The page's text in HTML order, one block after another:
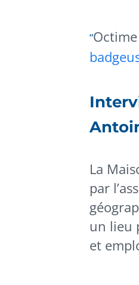
La
par
un lieu
et